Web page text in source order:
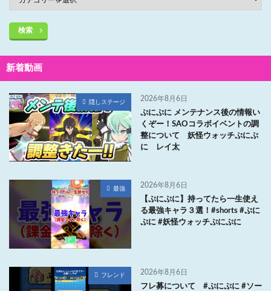
検索
新着動画
隠しステージ 2026年8月6日
ぷにぷに メンテナンス後の情報い
くぞー！SAOコラボイベントの調
整について 妖怪ウォッチぷにぷ
に レイ太
最強 2026年8月6日
【ぷにぷに】持ってたら一生使え
る最強キャラ３選！#shorts #ぷに
ぷに #妖怪ウォッチぷにぷに
フレンド 2026年8月6日
フレ募について #ぷにぷに #ソー